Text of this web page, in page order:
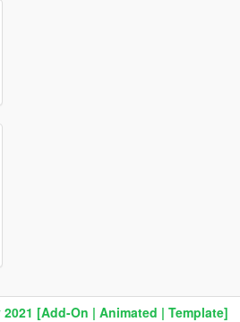
[Add-On | Animated | Template]